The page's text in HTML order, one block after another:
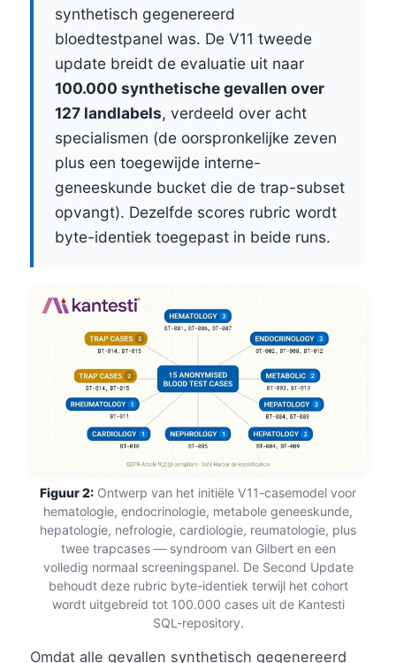
synthetisch gegenereerd
bloedtestpanel was. De V11 tweede
update breidt de evaluatie uit naar
100.000 synthetische gevallen over
127 landlabels, verdeeld over acht
specialismen (de oorspronkelijke zeven
plus een toegewijde interne-
geneeskunde bucket die de trap-subset
opvangt). Dezelfde scores rubric wordt
byte-identiek toegepast in beide runs.
Figuur 2: Ontwerp van het initiële V11-casemodel voor
hematologie, endocrinologie, metabole geneeskunde,
hepatologie, nefrologie, cardiologie, reumatologie, plus
twee trapcases — syndroom van Gilbert en een
volledig normaal screeningspanel. De Second Update
behoudt deze rubric byte-identiek terwijl het cohort
wordt uitgebreid tot 100.000 cases uit de Kantesti
SQL-repository.
Omdat alle gevallen synthetisch gegenereerd